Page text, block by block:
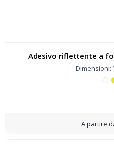
Adesivo riflettente a
Dimensioni: